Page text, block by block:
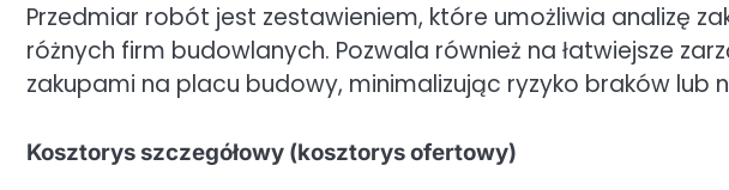
Przedmiar robót jest zestawieniem, które umożliwia analizę
różnych firm budowlanych. Pozwala również na łatwiejsze
zakupami na placu budowy, minimalizując ryzyko braków lub
Kosztorys szczegółowy (kosztorys ofertowy)